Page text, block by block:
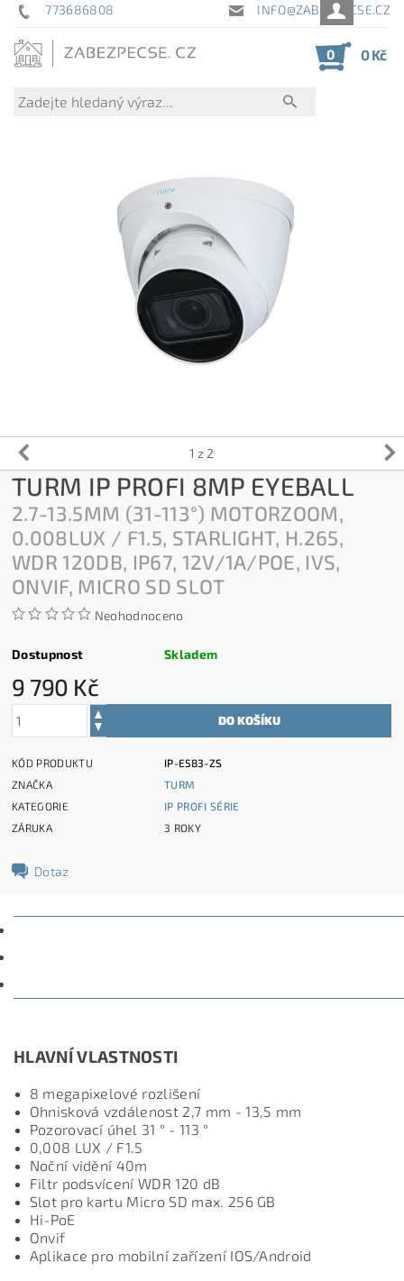
773686808 INFO@ZABEZPECSE.CZ
0 0 Kč
1 z 2
TURM IP PROFI 8MP EYEBALL
2.7-13.5MM (31-113°) MOTORZOOM,
0.008LUX / F1.5, STARLIGHT, H.265,
WDR 120DB, IP67, 12V/1A/POE, IVS,
ONVIF, MICRO SD SLOT
Neohodnoceno
Dostupnost Skladem
9 790 Kč
KÓD PRODUKTU
IP-E583-ZS
ZNAČKA
TURM
KATEGORIE
IP PROFI SÉRIE
ZÁRUKA
3 ROKY
Dotaz
HLAVNÍ VLASTNOSTI
8 megapixelové rozlišení
Ohnisková vzdálenost 2,7 mm - 13,5 mm
Pozorovací úhel 31 ° - 113 °
0,008 LUX / F1.5
Noční vidění 40m
Filtr podsvícení WDR 120 dB
Slot pro kartu Micro SD max. 256 GB
Hi-PoE
Onvif
Aplikace pro mobilní zařízení IOS/Android